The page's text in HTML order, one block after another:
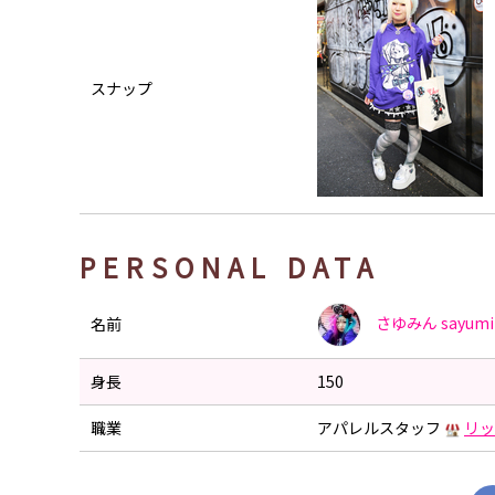
スナップ
PERSONAL DATA
名前 さゆみん
身長 150
職業 アパレルスタッフ リ